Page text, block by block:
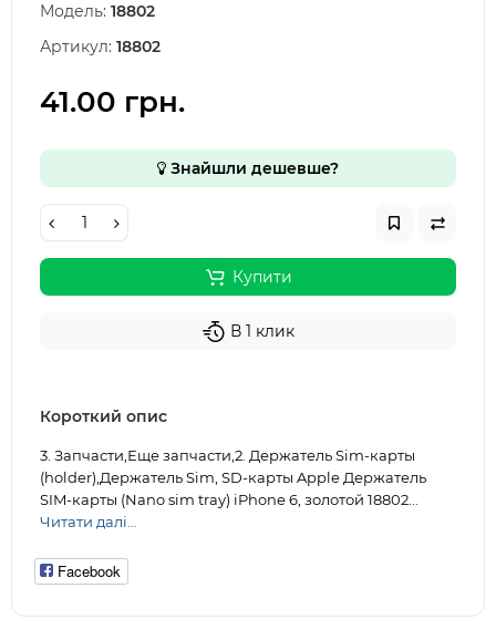
Модель: 18802
Артикул: 18802
41.00 грн.
Знайшли дешевше?
Купити
В 1 клик
Короткий опис
3. Запчасти,Еще запчасти,2. Держатель Sim-карты
(holder),Держатель Sim, SD-карты Apple Держатель
SIM-карты (Nano sim tray) iPhone 6, золотой 18802...
Читати далі...
Facebook